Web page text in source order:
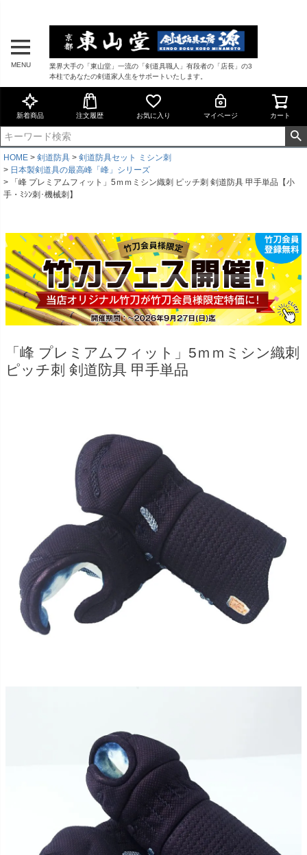
MENU
業界大手の「東山堂」一流の「剣道具職人」有段者の「店長」の3
本柱であなたの剣道家人生をサポートいたします。
新着商品 注文履歴 お気に入り マイページ カート
HOME 剣道防具
剣道防具セット ミシン刺
日本製剣道具の最高峰「峰」シリーズ
「峰 プレミアムフィット」5ｍｍミシン織刺 ピッチ刺 剣道防具 甲手単品【小
手・ﾐｼﾝ刺･機械刺】
「峰 プレミアムフィット」5ｍｍミシン織刺
ピッチ刺 剣道防具 甲手単品